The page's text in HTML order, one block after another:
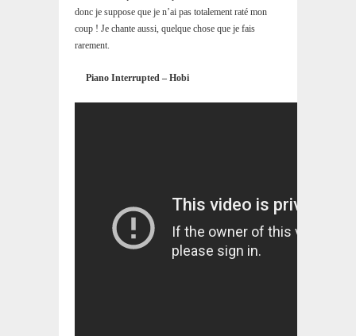
donc je suppose que je n’ai pas totalement raté mon
coup ! Je chante aussi, quelque chose que je fais
rarement.
Piano Interrupted – Hobi